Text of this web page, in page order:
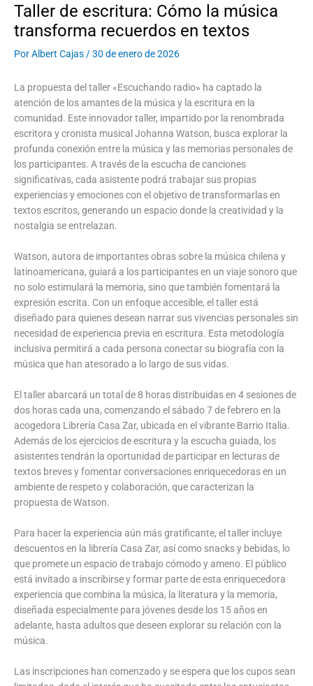
Taller de escritura: Cómo la música
transforma recuerdos en textos
PorAlbert Cajas /30 de enero de 2026
La propuesta del taller «Escuchando radio» ha captado la
atención de los amantes de la música y la escritura en la
comunidad. Este innovador taller, impartido por la renombrada
escritora y cronista musical Johanna Watson, busca explorar la
profunda conexión entre la música y las memorias personales de
los participantes. A través de la escucha de canciones
significativas, cada asistente podrá trabajar sus propias
experiencias y emociones con el objetivo de transformarlas en
textos escritos, generando un espacio donde la creatividad y la
nostalgia se entrelazan.
Watson, autora de importantes obras sobre la música chilena y
latinoamericana, guiará a los participantes en un viaje sonoro que
no solo estimulará la memoria, sino que también fomentará la
expresión escrita. Con un enfoque accesible, el taller está
diseñado para quienes desean narrar sus vivencias personales sin
necesidad de experiencia previa en escritura. Esta metodología
inclusiva permitirá a cada persona conectar su biografía con la
música que han atesorado a lo largo de sus vidas.
El taller abarcará un total de 8 horas distribuidas en 4 sesiones de
dos horas cada una, comenzando el sábado 7 de febrero en la
acogedora Librería Casa Zar, ubicada en el vibrante Barrio Italia.
Además de los ejercicios de escritura y la escucha guiada, los
asistentes tendrán la oportunidad de participar en lecturas de
textos breves y fomentar conversaciones enriquecedoras en un
ambiente de respeto y colaboración, que caracterizan la
propuesta de Watson.
Para hacer la experiencia aún más gratificante, el taller incluye
descuentos en la librería Casa Zar, así como snacks y bebidas, lo
que promete un espacio de trabajo cómodo y ameno. El público
está invitado a inscribirse y formar parte de esta enriquecedora
experiencia que combina la música, la literatura y la memoria,
diseñada especialmente para jóvenes desde los 15 años en
adelante, hasta adultos que deseen explorar su relación con la
música.
Las inscripciones han comenzado y se espera que los cupos sean